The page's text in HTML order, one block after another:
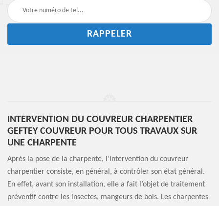
INTERVENTION DU COUVREUR CHARPENTIER
GEFTEY COUVREUR POUR TOUS TRAVAUX SUR
UNE CHARPENTE
Après la pose de la charpente, l’intervention du couvreur
charpentier consiste, en général, à contrôler son état général.
En effet, avant son installation, elle a fait l’objet de traitement
préventif contre les insectes, mangeurs de bois. Les charpentes